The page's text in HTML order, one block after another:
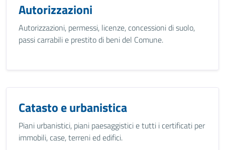
Autorizzazioni
Autorizzazioni, permessi, licenze, concessioni di suolo,
passi carrabili e prestito di beni del Comune.
Catasto e urbanistica
Piani urbanistici, piani paesaggistici e tutti i certificati per
immobili, case, terreni ed edifici.